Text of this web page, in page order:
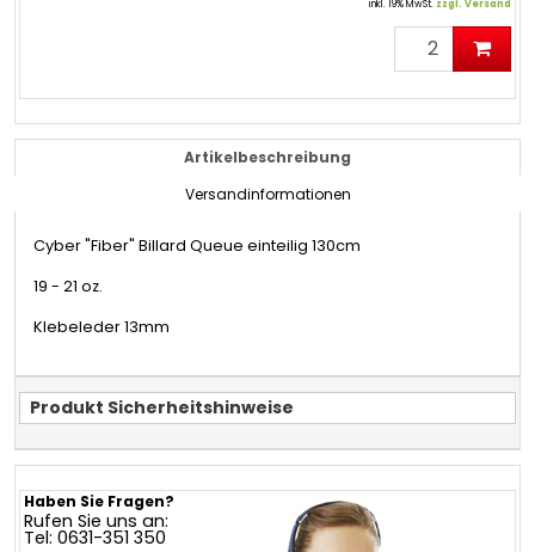
inkl. 19% MwSt. zzgl. Versand
Artikelbeschreibung
Versandinformationen
Cyber "Fiber" Billard Queue einteilig 130cm
19 - 21 oz.
Klebeleder 13mm
Produkt Sicherheitshinweise
Haben Sie Fragen?
Rufen Sie uns an:
Tel: 0631-351 350